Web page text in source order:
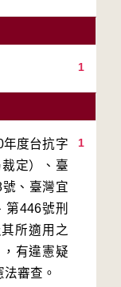
1
1
度台抗字
定）、臺
、臺灣宜
第446號刑
所適用之
有違憲疑